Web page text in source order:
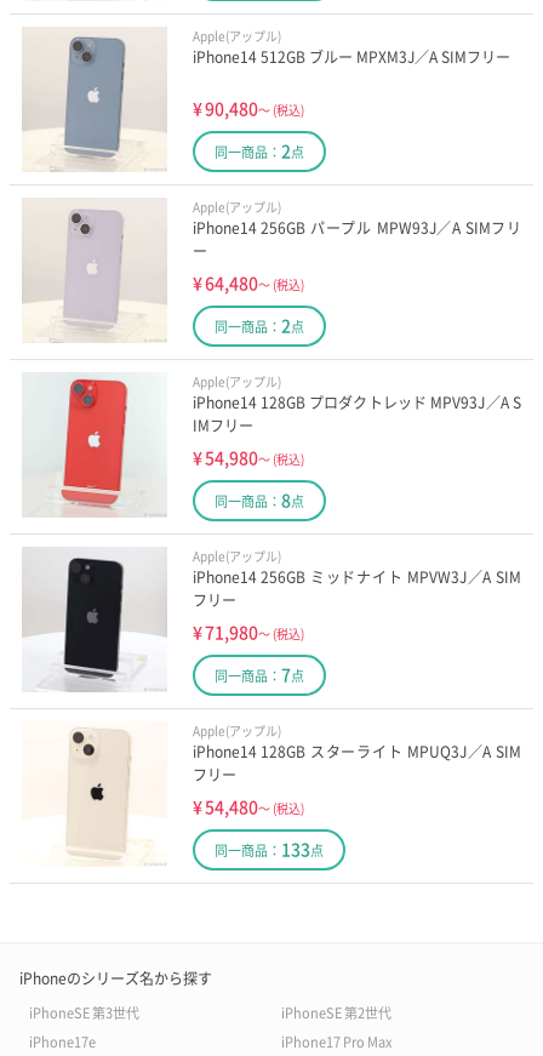
Apple(アップル)
iPhone14 512GB ブルー MPXM3J／A SIMフリー
¥90,480～ (税込)
同一商品： 2点
Apple(アップル)
iPhone14 256GB パープル MPW93J／A SIMフリ
ー
¥64,480～ (税込)
同一商品： 2点
Apple(アップル)
iPhone14 128GB プロダクトレッド MPV93J／A S
IMフリー
¥54,980～ (税込)
同一商品： 8点
Apple(アップル)
iPhone14 256GB ミッドナイト MPVW3J／A SIM
フリー
¥71,980～ (税込)
同一商品： 7点
Apple(アップル)
iPhone14 128GB スターライト MPUQ3J／A SIM
フリー
¥54,480～ (税込)
同一商品： 133点
iPhoneのシリーズ名から探す
iPhoneSE 第3世代
iPhoneSE 第2世代
iPhone17e
iPhone17 Pro Max